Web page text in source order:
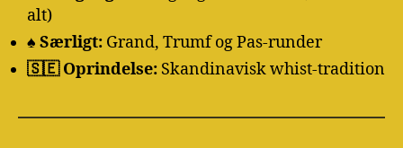
alt)
♠️ Særligt: Grand, Trumf og Pas-runder
🇸🇪 Oprindelse: Skandinavisk whist-tradition